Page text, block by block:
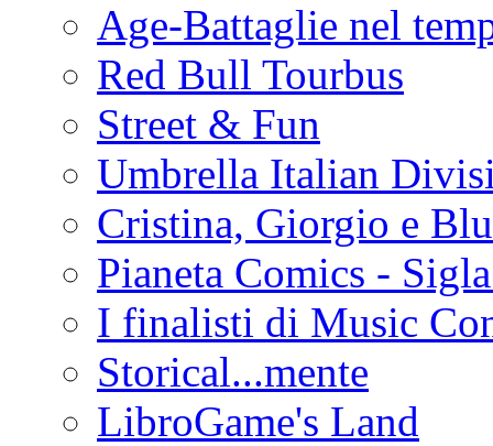
Age-Battaglie nel
Red Bull Tourbus
Street & Fun
Umbrella Italian
Cristina, Giorgio e
Pianeta Comics -
I finalisti di Music
Storical...mente
LibroGame's Land